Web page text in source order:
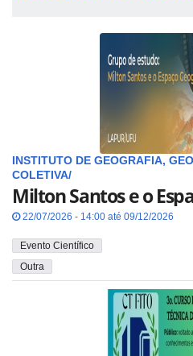
INSTITUTO DE GEOGRAFIA,
COLETIVA/
Milton Santos e o
22/07/2026 - 14:00 até 09/12/2026
Evento Científico
Outra